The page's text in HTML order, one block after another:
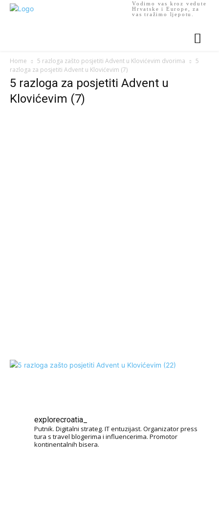
Vodimo vas kroz vedute
Hrvatske i Europe, za
vas tražimo ljepotu.
Home 5 razloga zašto posjetiti Advent u Klovićevim dvorima
5
razloga za posjetiti Advent u Klovićevim (7)
5 razloga za posjetiti Advent u
Klovićevim (7)
explorecroatia_
Putnik. Digitalni strateg. IT entuzijast. Organizator press
tura s travel blogerima i influencerima. Promotor
kontinentalnih bisera.